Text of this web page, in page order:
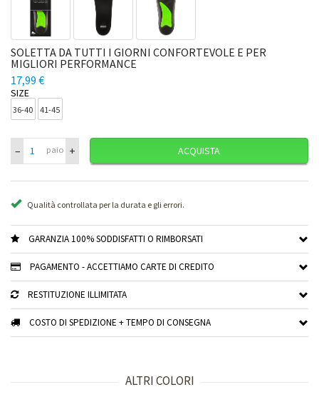
SOLETTA DA TUTTI I GIORNI CONFORTEVOLE E PER
MIGLIORI PERFORMANCE
17,99 €
SIZE
36-40 41-45
– paio + ACQUISTA
Qualità controllata per la durata e gli errori.
GARANZIA 100% SODDISFATTI O RIMBORSATI
PAGAMENTO - ACCETTIAMO CARTE DI CREDITO
RESTITUZIONE ILLIMITATA
COSTO DI SPEDIZIONE + TEMPO DI CONSEGNA
ALTRI COLORI